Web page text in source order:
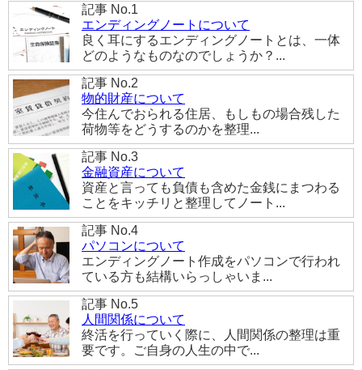
記事 No.1
エンディングノートについて
良く耳にするエンディングノートとは、一体
どのようなものなのでしょうか？...
記事 No.2
物的財産について
今住んでおられる住居、もしもの場合残した
荷物等をどうするのかを整理...
記事 No.3
金融資産について
資産と言っても負債も含めた金銭にまつわる
ことをキッチリと整理してノート...
記事 No.4
パソコンについて
エンディングノート作成をパソコンで行われ
ている方も結構いらっしゃいま...
記事 No.5
人間関係について
終活を行っていく際に、人間関係の整理は重
要です。ご自身の人生の中で...